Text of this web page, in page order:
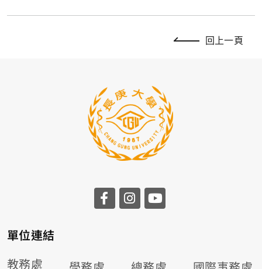
回上一頁
前往長庚大學facebook
前往長庚大學
單位連結
教務處